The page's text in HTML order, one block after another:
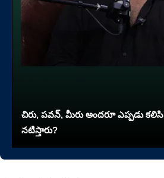
చిరు, పవన్, మీరు అందరూ ఎప్పడు కలిసి
నటిస్తారు?